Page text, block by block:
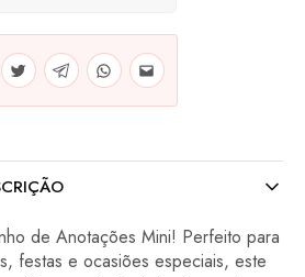
de Anotações Mini! Perfeito para
festas e ocasiões especiais, este